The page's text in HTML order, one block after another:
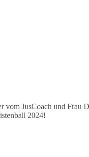
vom JusCoach und Frau
2024!